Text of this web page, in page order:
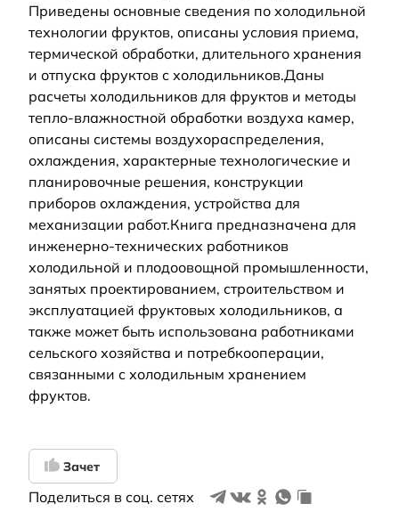
Приведены основные сведения по холодильной
технологии фруктов, описаны условия приема,
термической обработки, длительного хранения
и отпуска фруктов с холодильников.Даны
расчеты холодильников для фруктов и методы
тепло-влажностной обработки воздуха камер,
описаны системы воздухораспределения,
охлаждения, характерные технологические и
планировочные решения, конструкции
приборов охлаждения, устройства для
механизации работ.Книга предназначена для
инженерно-технических работников
холодильной и плодоовощной промышленности,
занятых проектированием, строительством и
эксплуатацией фруктовых холодильников, а
также может быть использована работниками
сельского хозяйства и потребкооперации,
связанными с холодильным хранением
фруктов.
Зачет
Поделиться в соц. сетях